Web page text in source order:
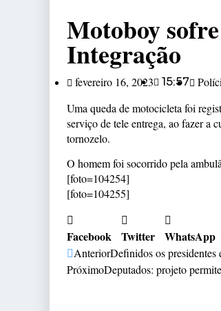
Motoboy
Integração
fevereiro 16, 2023 15:57
Uma queda de motocicleta foi
serviço de tele entrega, ao fazer a
tornozelo.
O homem foi socorrido pela
[foto=104254]
[foto=104255]
Facebook Twitter WhatsApp
AnteriorDefinidos os presidentes
PróximoDeputados: projeto